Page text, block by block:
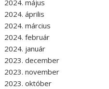
2024. május
2024. április
2024. március
2024. február
2024. január
2023. december
2023. november
2023. október